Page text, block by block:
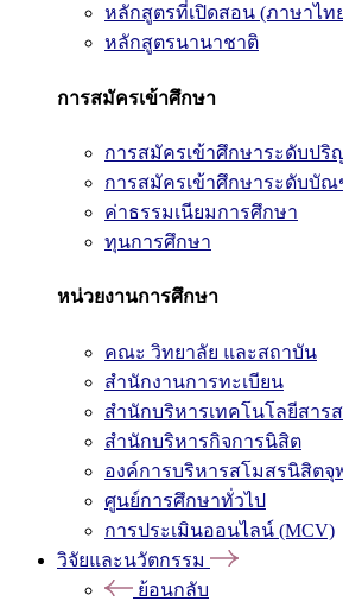
หลักสูตรที่เปิดสอน (ภาษาไท
หลักสูตรนานาชาติ
การสมัครเข้าศึกษา
การสมัครเข้าศึกษาระดับป
การสมัครเข้าศึกษาระดับบั
ค่าธรรมเนียมการศึกษา
ทุนการศึกษา
หน่วยงานการศึกษา
คณะ วิทยาลัย และสถาบัน
สำนักงานการทะเบียน
สำนักบริหารเทคโนโลยีสาร
สำนักบริหารกิจการนิสิต
องค์การบริหารสโมสรนิสิตจุ
ศูนย์การศึกษาทั่วไป
การประเมินออนไลน์ (MCV)
วิจัยและนวัตกรรม
ย้อนกลับ